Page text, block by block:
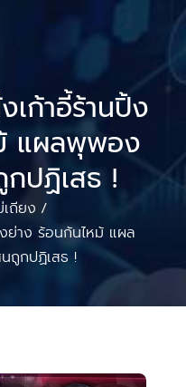
ก้าอี้ร้านปิ้ง
แผลพุพอง
ปฏิเสธ !
เถียง /
ย่าง ร้อนก้นไหม้ แผล
ถูกปฏิเสธ !